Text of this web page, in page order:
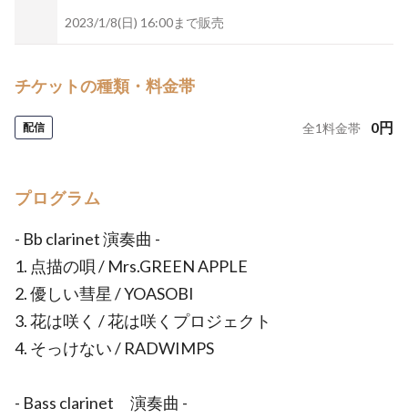
2023/1/8(日) 16:00まで販売
チケットの種類・料金帯
配信 全1料金帯 0円
プログラム
- Bb clarinet 演奏曲 -
1. 点描の唄 / Mrs.GREEN APPLE
2. 優しい彗星 / YOASOBI
3. 花は咲く / 花は咲くプロジェクト
4. そっけない / RADWIMPS
- Bass clarinet 演奏曲 -